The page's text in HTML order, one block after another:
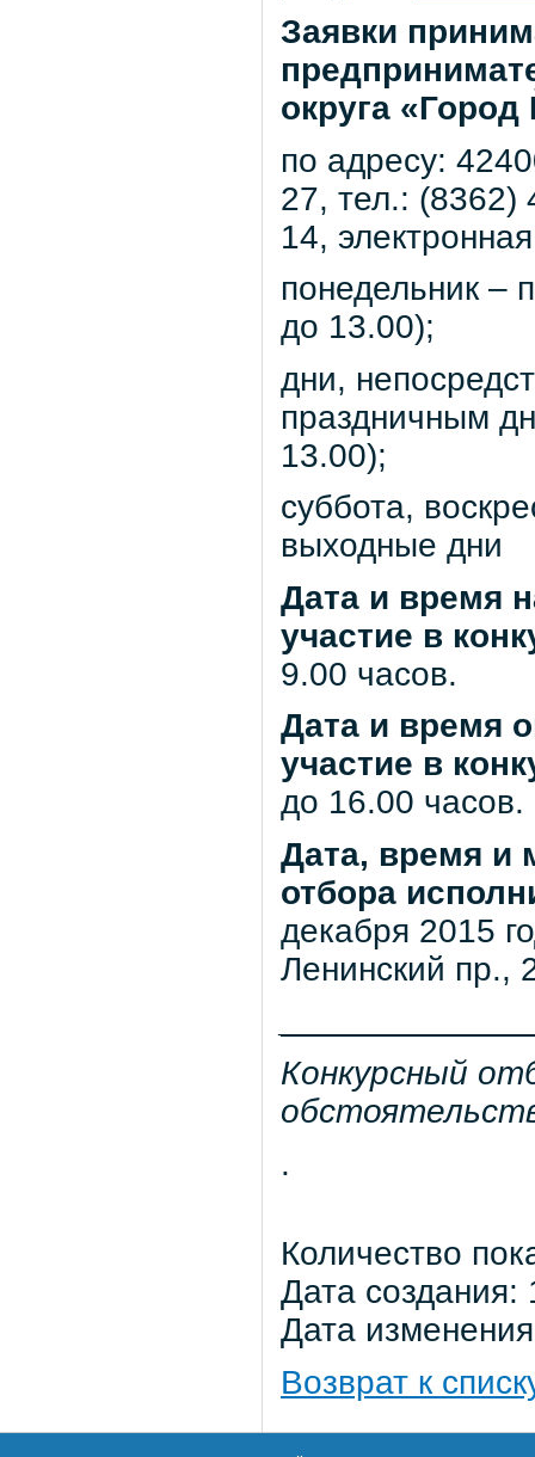
Заявки
округа
по адресу:
27, тел.: (8362)
14,
понедельник –
до 13.00);
дни,
праздничным
13.00);
суббота,
выходные дни
Дата и время
участие в
9.00 часов.
Дата и время
участие в
до 16.00 часов.
Дата, время и
отбора
декабря 2015
Ленинский пр.,
Конкурсный
.
Количество
Дата
Дата
Возврат к